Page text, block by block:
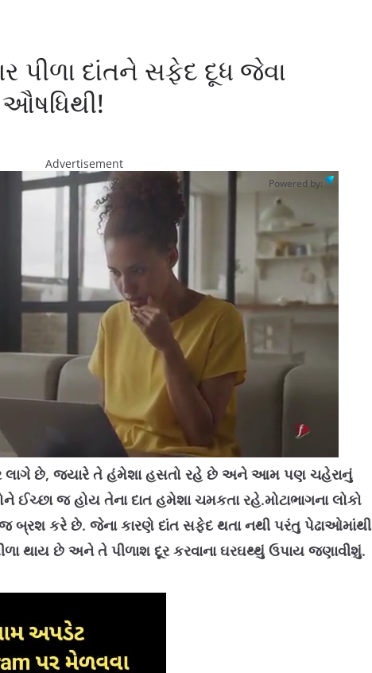
પીળા દાંતને સફેદ દૂધ જેવા
Advertisement
Powered by:
લાગે છે, જ્યારે તે હંમેશા હસતો રહે છે અને આમ પણ ચહેરાનું
જ હોય તેના દાત હમેશા ચમકતા રહે.મોટાભાગના લોકો
બ્રશ કરે છે. જેના કારણે દાંત સફેદ થતા નથી પરંતુ પેઢાઓમાંથી
થાય છે અને તે પીળાશ દૂર કરવાના ઘરઘથ્થું ઉપાય જણાવીશું.